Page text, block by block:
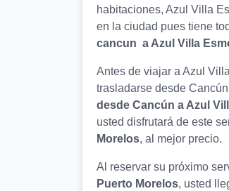
habitaciones, Azul Villa
en la ciudad pues tiene
cancun a Azul Villa
Antes de viajar a Azul
trasladarse desde
desde Cancún a Azul
usted disfrutará de este
Morelos, al mejor precio.
Al reservar su próximo
Puerto Morelos, usted